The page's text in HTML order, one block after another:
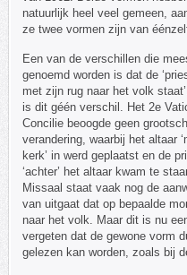
natuurlijk heel veel gemeen,
ze twee vormen zijn van
Een van de verschillen die
genoemd worden is dat de
met zijn rug naar het volk
is dit géén verschil. Het 2e
Concilie beoogde geen
verandering, waarbij het altaar
kerk’ in werd geplaatst en de
‘achter’ het altaar kwam te
Missaal staat vaak nog de
van uitgaat dat op bepaalde
naar het volk. Maar dit is nu
vergeten dat de gewone vorm
gelezen kan worden, zoals bij